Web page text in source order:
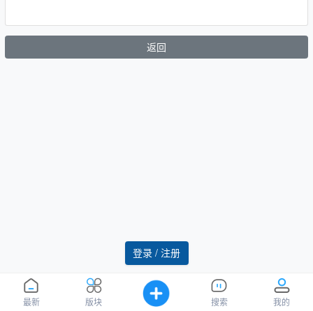
最新 版块 搜索 我的
登录 / 注册
返回